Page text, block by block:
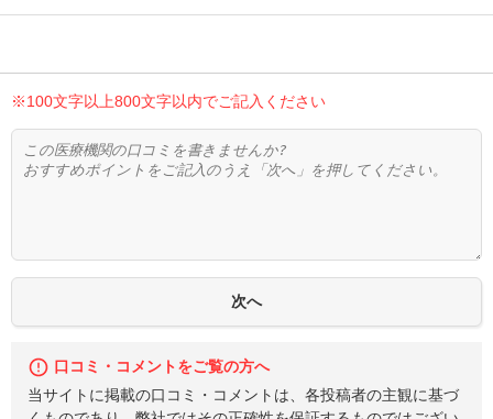
※100文字以上800文字以内でご記入ください
口コミ・コメントをご覧の方へ
当サイトに掲載の口コミ・コメントは、各投稿者の主観に基づ